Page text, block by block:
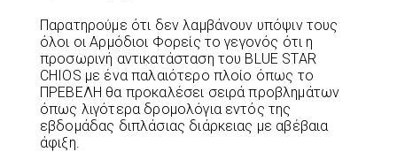
Παρατηρούμε ότι δεν λαμβάνουν υπόψιν τους
όλοι οι Αρμόδιοι Φορείς το γεγονός ότι η
προσωρινή αντικατάσταση του BLUE STAR
CHIOS με ένα παλαιότερο πλοίο όπως το
ΠΡΕΒΕΛΗ θα προκαλέσει σειρά προβλημάτων
όπως λιγότερα δρομολόγια εντός της
εβδομάδας διπλάσιας διάρκειας με αβέβαια
άφιξη.